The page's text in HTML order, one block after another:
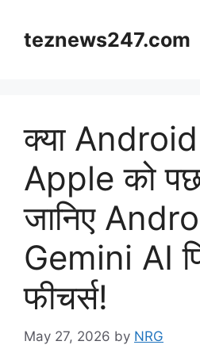
contentteznews247.com
क्या
Apple को
जानिए
Gemini AI
फीचर्स!
May 27, 2026 by NRG